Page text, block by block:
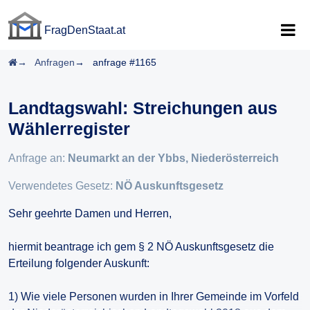
FragDenStaat.at
Startseite
Anfragen anfrage #1165
Landtagswahl: Streichungen aus
Wählerregister
Anfrage an: Neumarkt an der Ybbs, Niederösterreich
Verwendetes Gesetz: NÖ Auskunftsgesetz
Sehr geehrte Damen und Herren,
hiermit beantrage ich gem § 2 NÖ Auskunftsgesetz die
Erteilung folgender Auskunft:
1) Wie viele Personen wurden in Ihrer Gemeinde im Vorfeld